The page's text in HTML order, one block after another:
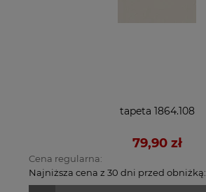
tapeta 1864.108
79,90 zł
Cena regularna:
Najniższa cena z 30 dni przed obniżką: